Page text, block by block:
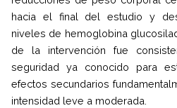
hacia el final del estudio y
niveles de hemoglobina
de la intervención fue
seguridad ya conocido para
efectos secundarios
intensidad leve a moderada.